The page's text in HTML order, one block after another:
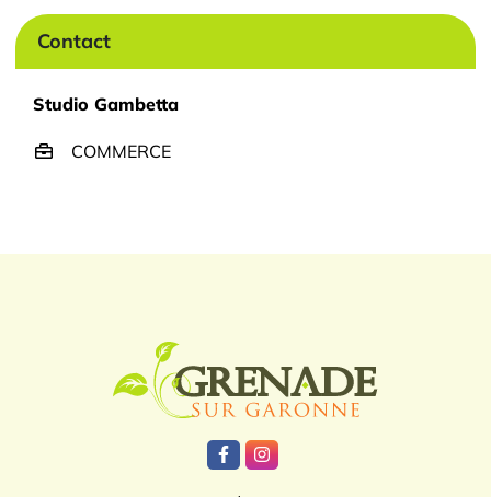
Contact
Studio Gambetta
COMMERCE
Lien vers le compte Facebook
Lien vers le compte